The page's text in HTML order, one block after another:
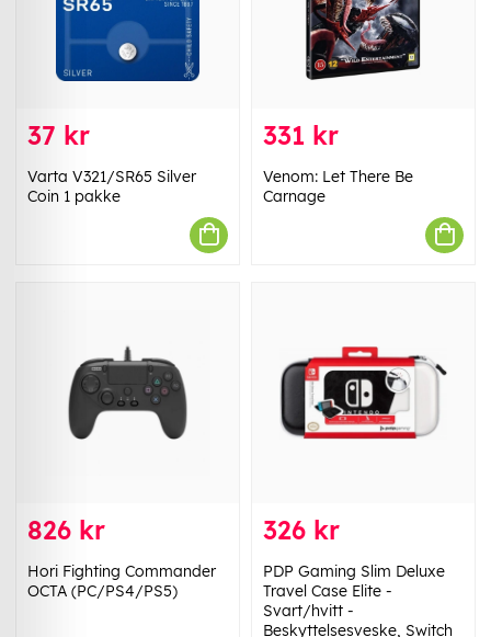
37 kr
Varta V321/SR65 Silver
Coin 1 pakke
331 kr
Venom: Let There Be
Carnage
826 kr
Hori Fighting Commander
OCTA (PC/PS4/PS5)
326 kr
PDP Gaming Slim Deluxe
Travel Case Elite -
Svart/hvitt -
Beskyttelsesveske, Switch